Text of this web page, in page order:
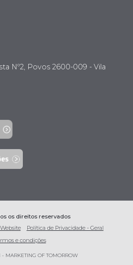
Nº2, Povos 2600-009 - Vila
os direitos reservados
Política de Privacidade - Geral
e condições
- MARKETING OF TOMORROW